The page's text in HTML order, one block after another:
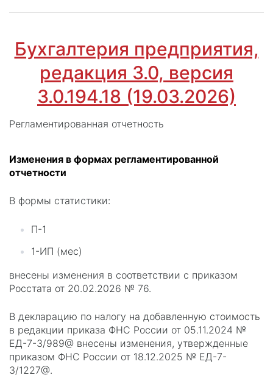
Бухгалтерия предприятия,
редакция 3.0, версия
3.0.194.18 (19.03.2026)
Регламентированная отчетность
Изменения в формах регламентированной
отчетности
В формы статистики:
П-1
1-ИП (мес)
внесены изменения в соответствии с приказом
Росстата от 20.02.2026 № 76.
В декларацию по налогу на добавленную стоимость
в редакции приказа ФНС России от 05.11.2024 №
ЕД-7-3/989@ внесены изменения, утвержденные
приказом ФНС России от 18.12.2025 № ЕД-7-
3/1227@.